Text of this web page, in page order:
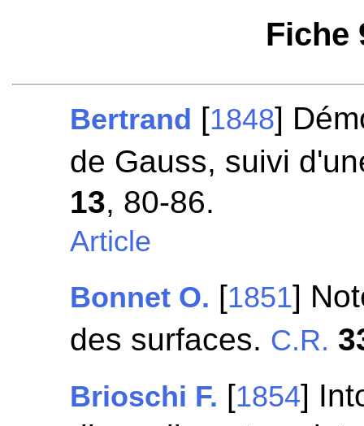
Fiche
Bertrand [1848]
de Gauss, suivi
13, 80-86.
Article
Bonnet O. [1851]
des surfaces. C.R.
Brioschi F. [1854]